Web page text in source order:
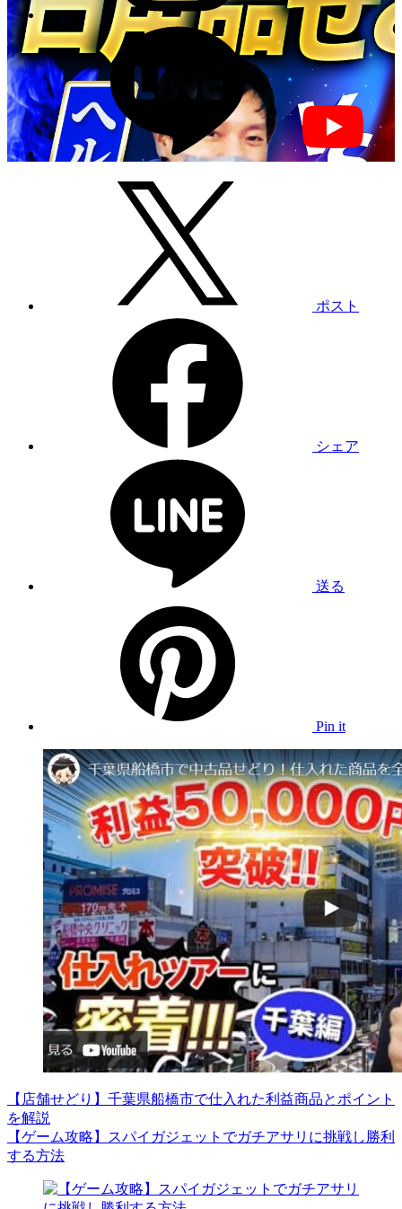
ポスト
シェア
送る
Pin it
【店舗せどり】千葉県船橋市で仕入れた利益商品とポイント
を解説
【ゲーム攻略】スパイガジェットでガチアサリに挑戦し勝利
する方法